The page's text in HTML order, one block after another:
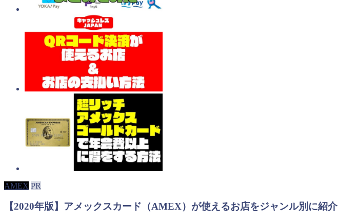
AMEX PR
【2020年版】アメックスカード（AMEX）が使えるお店をジャンル別に紹介